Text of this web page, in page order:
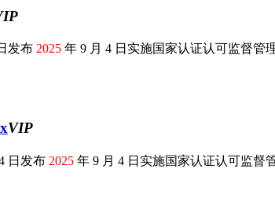
发布 2025 年 9 月 4 日实施国家认证认可监督管
VIP
日发布 2025 年 9 月 4 日实施国家认证认可监督